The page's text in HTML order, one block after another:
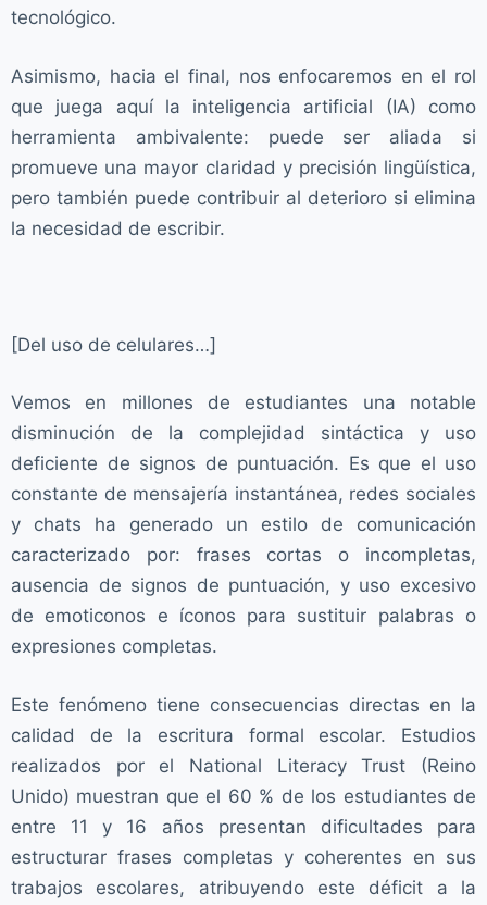
tecnológico.
Asimismo, hacia el final, nos enfocaremos en el rol
que juega aquí la inteligencia artificial (IA) como
herramienta ambivalente: puede ser aliada si
promueve una mayor claridad y precisión lingüística,
pero también puede contribuir al deterioro si elimina
la necesidad de escribir.
[Del uso de celulares…]
Vemos en millones de estudiantes una notable
disminución de la complejidad sintáctica y uso
deficiente de signos de puntuación. Es que el uso
constante de mensajería instantánea, redes sociales
y chats ha generado un estilo de comunicación
caracterizado por: frases cortas o incompletas,
ausencia de signos de puntuación, y uso excesivo
de emoticonos e íconos para sustituir palabras o
expresiones completas.
Este fenómeno tiene consecuencias directas en la
calidad de la escritura formal escolar. Estudios
realizados por el National Literacy Trust (Reino
Unido) muestran que el 60 % de los estudiantes de
entre 11 y 16 años presentan dificultades para
estructurar frases completas y coherentes en sus
trabajos escolares, atribuyendo este déficit a la